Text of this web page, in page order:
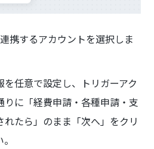
携するアカウントを選択しま
任意で設定し、トリガーアク
りに「経費申請・各種申請・支
たら」のまま「次へ」をクリ